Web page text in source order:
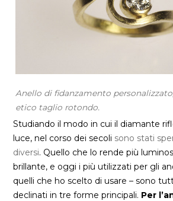
Anello di fidanzamento
etico taglio rotondo.
Studiando il modo in cui il diamante
luce, nel corso dei secoli sono stati
diversi. Quello che lo rende più
brillante, e oggi i più utilizzati per gli
quelli che ho scelto di usare – sono
declinati in tre forme principali. Per